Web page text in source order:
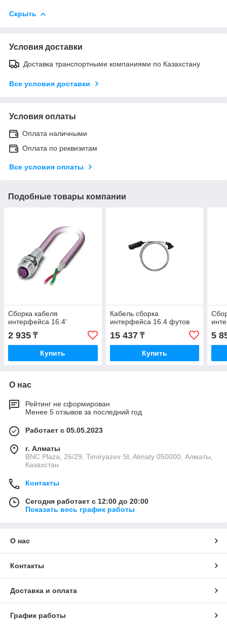
Скрыть
Условия доставки
Доставка транспортными компаниями по Казахстану
Все условия доставки
Условия оплаты
Оплата наличными
Оплата по реквизитам
Все условия оплаты
Подобные товары компании
Сборка кабеля
интерфейса 16.4'
2 935 ₸
Купить
Кабель сборка
интерфейса 16.4 футов
15 437₸
Купить
5
О нас
Рейтинг не сформирован
Менее 5 отзывов за последний год
Работает с 05.05.2023
г. Алматы
BNC Plaza, 26/29, Timiryazev St, Almaty 050000, Алматы,
Казахстан
Контакты
Сегодня работает с 12:00 до 20:00
Показать весь график работы
О нас
Контакты
Доставка и оплата
График работы